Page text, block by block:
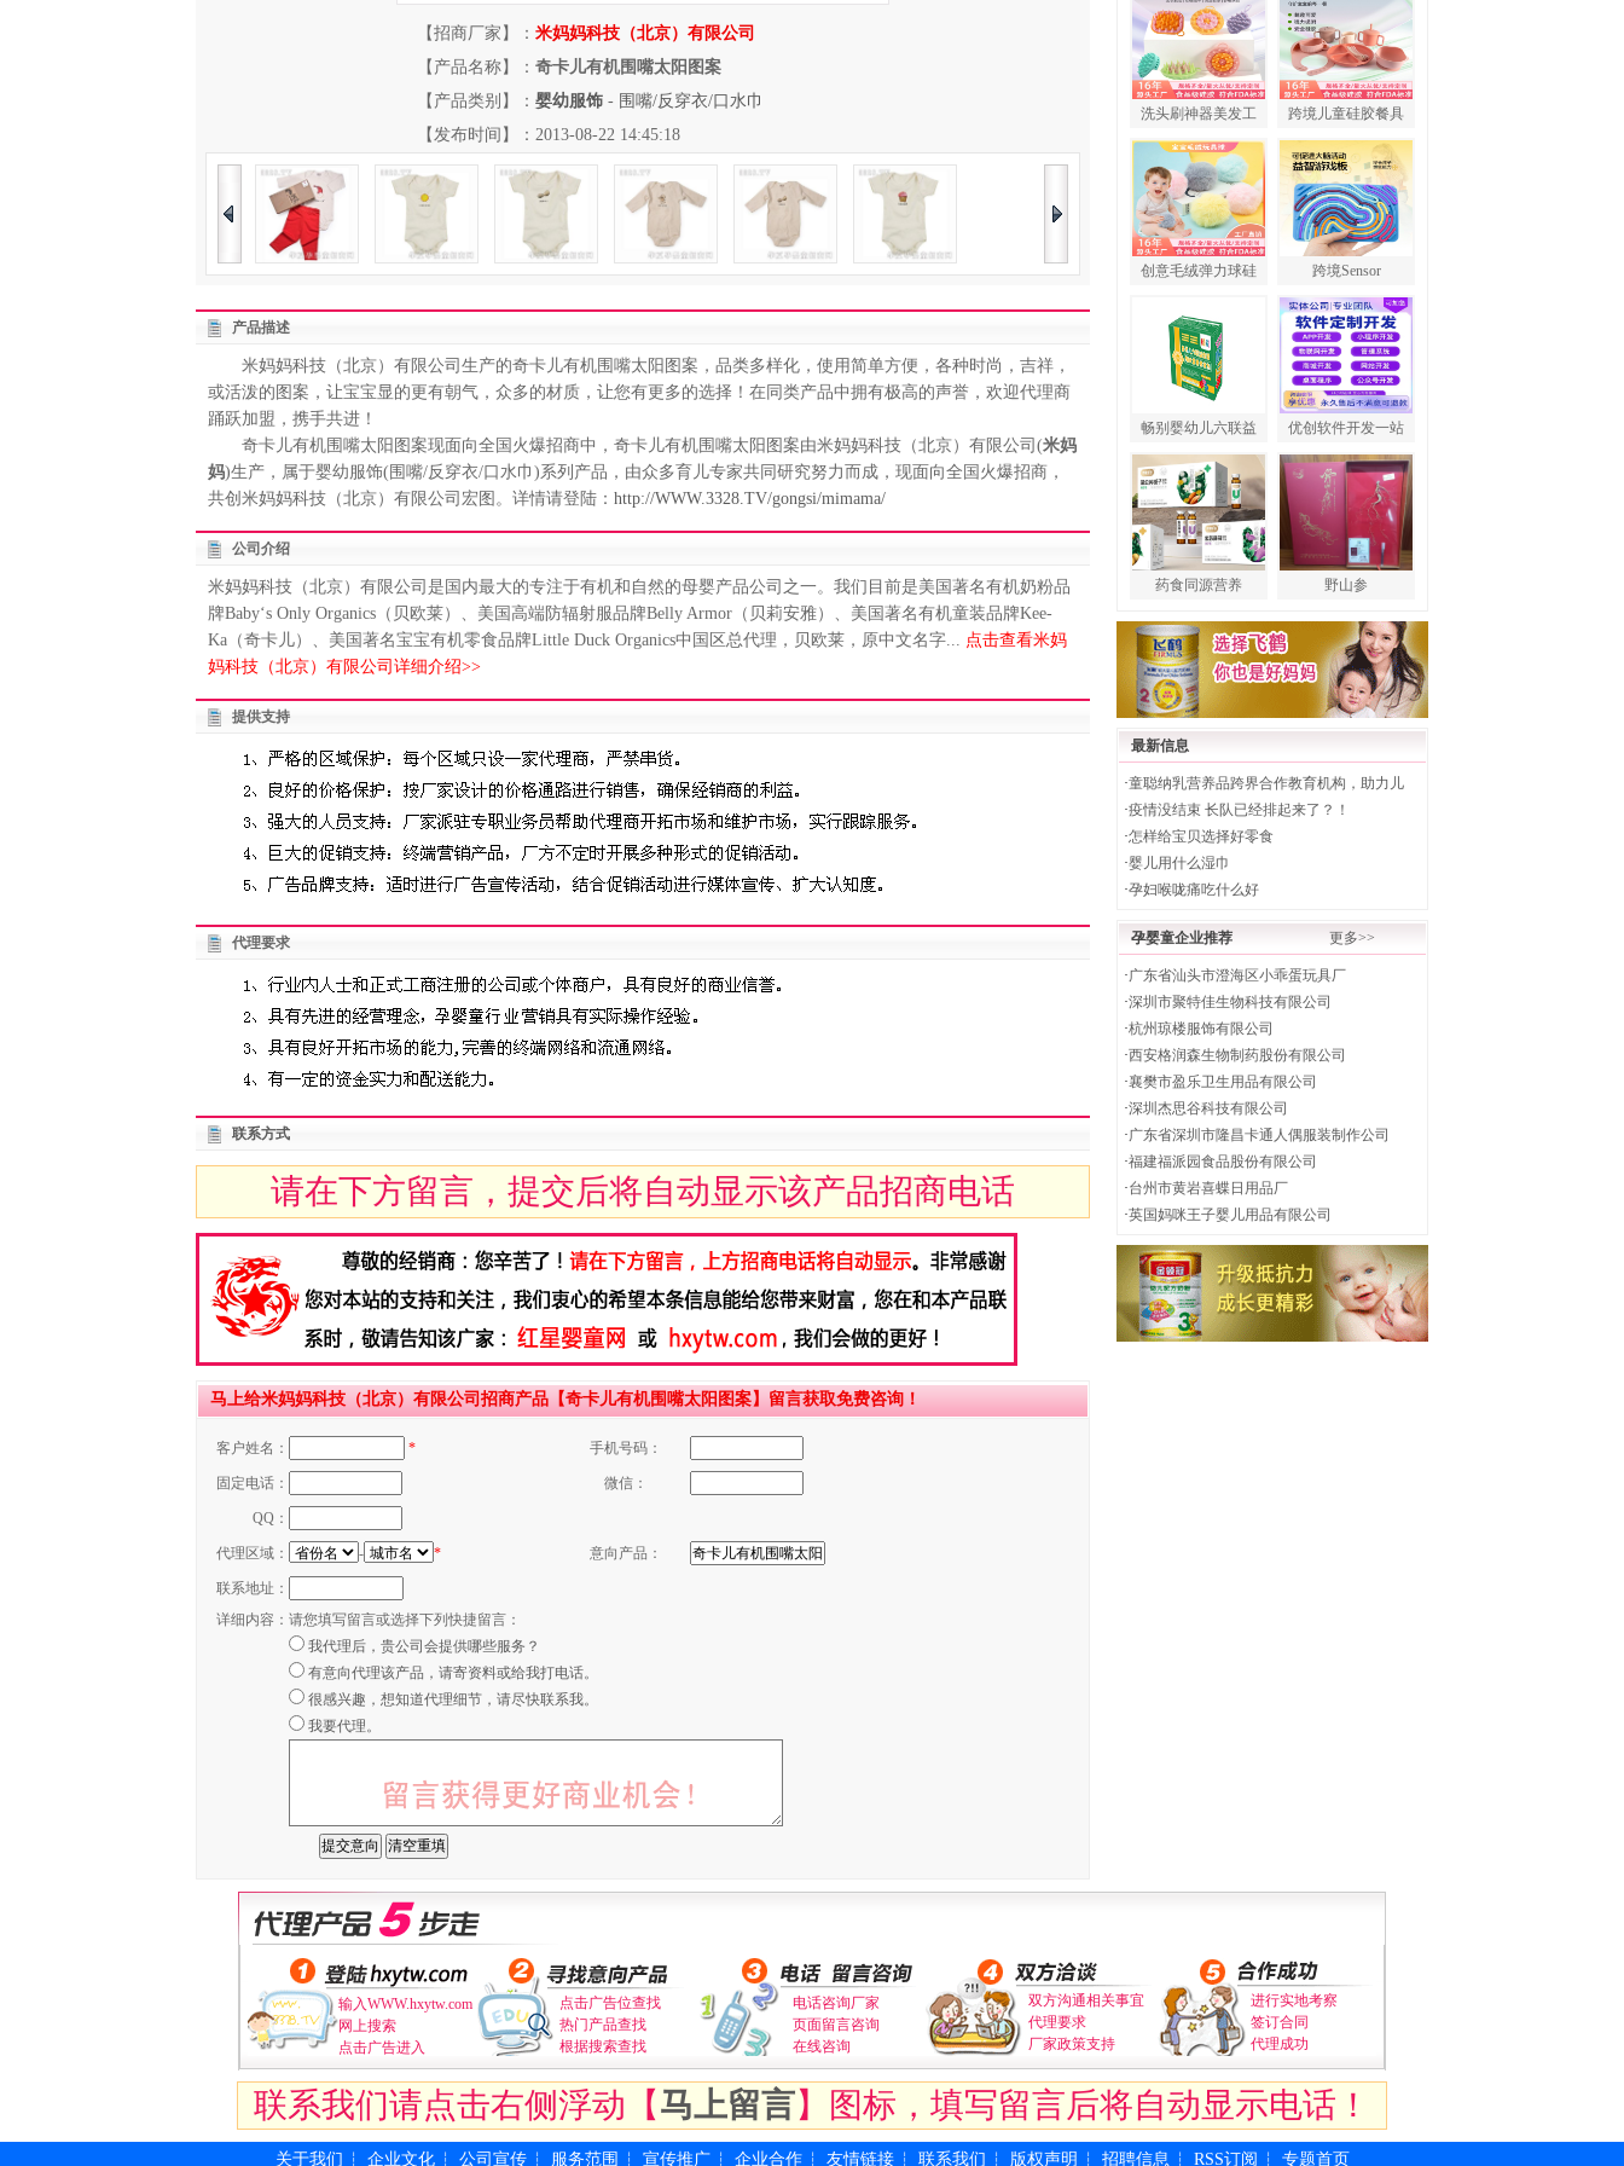
【招商厂家】： 米妈妈科技（北京）有限公司
【产品名称】： 奇卡儿有机围嘴太阳图案
【产品类别】： 婴幼服饰 - 围嘴/反穿衣/口水巾
【发布时间】：2013-08-22 14:45:18
产品描述
米妈妈科技（北京）有限公司生产的奇卡儿有机围嘴太阳图案，品类多样化，使用简单方便，各种时尚，吉祥，
或活泼的图案，让宝宝显的更有朝气，众多的材质，让您有更多的选择！在同类产品中拥有极高的声誉，欢迎代理商
踊跃加盟，携手共进！
奇卡儿有机围嘴太阳图案现面向全国火爆招商中，奇卡儿有机围嘴太阳图案由米妈妈科技（北京）有限公司(米妈
妈)生产，属于婴幼服饰(围嘴/反穿衣/口水巾)系列产品，由众多育儿专家共同研究努力而成，现面向全国火爆招商，
共创米妈妈科技（北京）有限公司宏图。详情请登陆： http://WWW.3328.TV/gongsi/mimama/
公司介绍
米妈妈科技（北京）有限公司是国内最大的专注于有机和自然的母婴产品公司之一。我们目前是美国著名有机奶粉品
牌Baby‘s Only Organics（贝欧莱）、美国高端防辐射服品牌Belly Armor（贝莉安雅）、美国著名有机童装品牌Kee-
Ka（奇卡儿）、美国著名宝宝有机零食品牌Little Duck Organics中国区总代理，贝欧莱，原中文名字... 点击查看米妈
妈科技（北京）有限公司详细介绍>>
提供支持
代理要求
联系方式
请在下方留言，提交后将自动显示该产品招商电话
马上给米妈妈科技（北京）有限公司招商产品【奇卡儿有机围嘴太阳图案】留言获取免费咨询！
客户姓名： * 手机号码：
固定电话： 微信：
QQ：
代理区域： - * 意向产品：
联系地址：
详细内容： 请您填写留言或选择下列快捷留言：
我代理后，贵公司会提供哪些服务？
有意向代理该产品，请寄资料或给我打电话。
很感兴趣，想知道代理细节，请尽快联系我。
我要代理。
洗头刷神器美发工 跨境儿童硅胶餐具
创意毛绒弹力球硅 跨境Sensor
畅别婴幼儿六联益 优创软件开发一站
药食同源营养 野山参
最新信息
·童聪纳乳营养品跨界合作教育机构，助力儿
·疫情没结束 长队已经排起来了？！
·怎样给宝贝选择好零食
·婴儿用什么湿巾
·孕妇喉咙痛吃什么好
孕婴童企业推荐 更多>>
·广东省汕头市澄海区小乖蛋玩具厂
·深圳市聚特佳生物科技有限公司
·杭州琼楼服饰有限公司
·西安格润森生物制药股份有限公司
·襄樊市盈乐卫生用品有限公司
·深圳杰思谷科技有限公司
·广东省深圳市隆昌卡通人偶服装制作公司
·福建福派园食品股份有限公司
·台州市黄岩喜蝶日用品厂
·英国妈咪王子婴儿用品有限公司
输入WWW.hxytw.com
网上搜索
点击广告进入
点击广告位查找
热门产品查找
根据搜索查找
电话咨询厂家
页面留言咨询
在线咨询
双方沟通相关事宜
代理要求
厂家政策支持
进行实地考察
签订合同
代理成功
联系我们请点击右侧浮动【马上留言】图标，填写留言后将自动显示电话！
关于我们 ┆ 企业文化 ┆ 公司宣传 ┆ 服务范围 ┆ 宣传推广 ┆ 企业合作 ┆ 友情链接 ┆ 联系我们 ┆ 版权声明 ┆ 招聘信息 ┆ RSS订阅 ┆ 专题首页